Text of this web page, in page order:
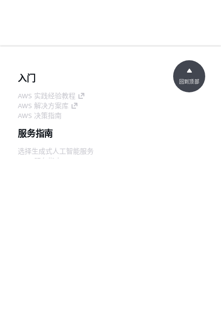
入门
AWS 实践经验教程
AWS 解决方案库
AWS 决策指南
服务指南
选择生成式人工智能服务
AWS 服务指南
回到顶部